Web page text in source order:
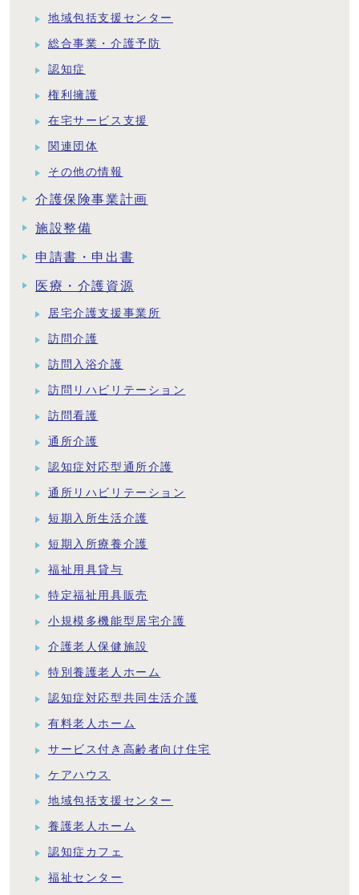
地域包括支援センター
総合事業・介護予防
認知症
権利擁護
在宅サービス支援
関連団体
その他の情報
介護保険事業計画
施設整備
申請書・申出書
医療・介護資源
居宅介護支援事業所
訪問介護
訪問入浴介護
訪問リハビリテーション
訪問看護
通所介護
認知症対応型通所介護
通所リハビリテーション
短期入所生活介護
短期入所療養介護
福祉用具貸与
特定福祉用具販売
小規模多機能型居宅介護
介護老人保健施設
特別養護老人ホーム
認知症対応型共同生活介護
有料老人ホーム
サービス付き高齢者向け住宅
ケアハウス
地域包括支援センター
養護老人ホーム
認知症カフェ
福祉センター